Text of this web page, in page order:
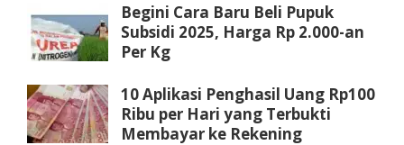
Begini Cara Baru Beli Pupuk
Subsidi 2025, Harga Rp 2.000-an
Per Kg
10 Aplikasi Penghasil Uang Rp100
Ribu per Hari yang Terbukti
Membayar ke Rekening